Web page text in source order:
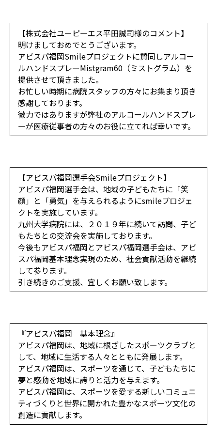
【株式会社ユーピーエス平田誠司様のコメント】
明けましておめでとうございます。
アビスパ福岡Smileプロジェクトに賛同しアルコー
ルハンドスプレーMistgram60（ミストグラム）を
提供させて頂きました。
お忙しい時期に病院スタッフの方々にお集まり頂き
感謝しております。
微力ではありますが弊社のアルコールハンドスプレ
ーが医療従事者の方々のお役に立てれば幸いです。
【アビスパ福岡選手会Smileプロジェクト】
アビスパ福岡選手会は、地域の子どもたちに「笑
顔」と「勇気」を与えられるようにsmileプロジェ
クトを実施しています。
九州大学病院には、２０１９年に続いて訪問、子ど
もたちとの交流会を実施しております。
今後もアビスパ福岡とアビスパ福岡選手会は、アビ
スパ福岡基本理念実現のため、社会貢献活動を継続
して参ります。
引き続きのご支援、宜しくお願い致します。
『アビスパ福岡 基本理念』
アビスパ福岡は、地域に根ざしたスポーツクラブと
して、地域に生活する人々とともに発展します。
アビスパ福岡は、スポーツを通じて、子どもたちに
夢と感動を地域に誇りと活力を与えます。
アビスパ福岡は、スポーツを愛する新しいコミュニ
ティづくりと世界に開かれた豊かなスポーツ文化の
創造に貢献します。